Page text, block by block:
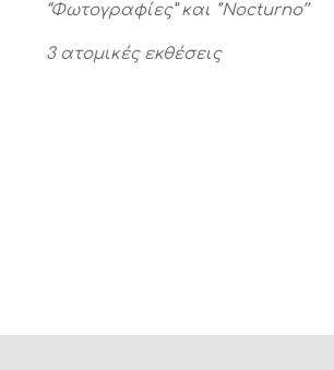
“Φωτογραφίες” και ‘’Nocturno’’
3 ατομικές εκθέσεις